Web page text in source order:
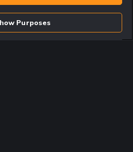
för spel är 18+ Har ditt spelande blivit ett
81 91 00. Odds kan ändras. Alla odds var
Spel utan konto innebär att man
Purposes